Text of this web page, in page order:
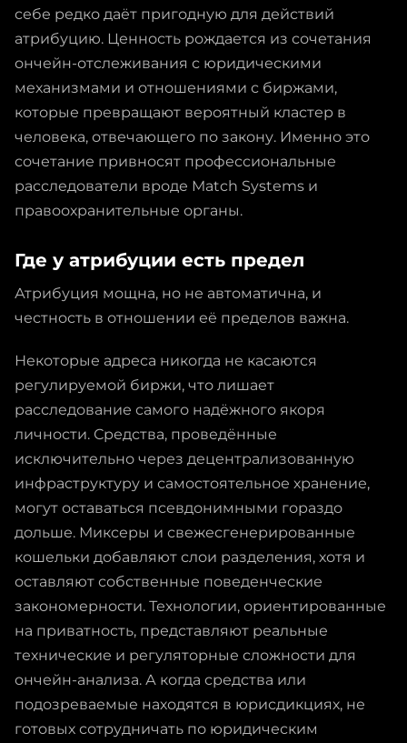
себе редко даёт пригодную для действий
атрибуцию. Ценность рождается из сочетания
ончейн-отслеживания с юридическими
механизмами и отношениями с биржами,
которые превращают вероятный кластер в
человека, отвечающего по закону. Именно это
сочетание привносят профессиональные
расследователи вроде Match Systems и
правоохранительные органы.
Где у атрибуции есть предел
Атрибуция мощна, но не автоматична, и
честность в отношении её пределов важна.
Некоторые адреса никогда не касаются
регулируемой биржи, что лишает
расследование самого надёжного якоря
личности. Средства, проведённые
исключительно через децентрализованную
инфраструктуру и самостоятельное хранение,
могут оставаться псевдонимными гораздо
дольше. Миксеры и свежесгенерированные
кошельки добавляют слои разделения, хотя и
оставляют собственные поведенческие
закономерности. Технологии, ориентированные
на приватность, представляют реальные
технические и регуляторные сложности для
ончейн-анализа. А когда средства или
подозреваемые находятся в юрисдикциях, не
готовых сотрудничать по юридическим